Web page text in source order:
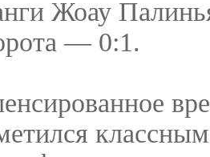
Жоау
— 0:1.